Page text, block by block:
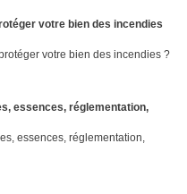
votre bien des incendies
essences, réglementation,